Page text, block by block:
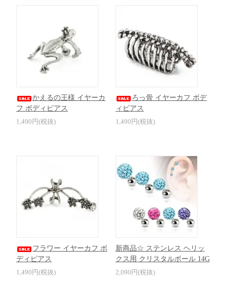
かえるの王様 イヤーカ
フ ボディピアス
1,490円(税抜)
ろっ骨 イヤーカフ ボデ
ィピアス
1,490円(税抜)
フラワー イヤーカフ ボ
ディピアス
1,490円(税抜)
新商品☆ ステンレス ヘリッ
クス用 クリスタルボール 14G
2,090円(税抜)